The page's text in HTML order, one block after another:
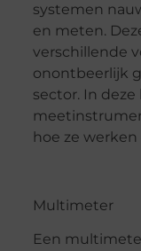
systemen
en meten.
verschillende
onontbeerlijk
sector. In
hoe ze
Multimeter
Een